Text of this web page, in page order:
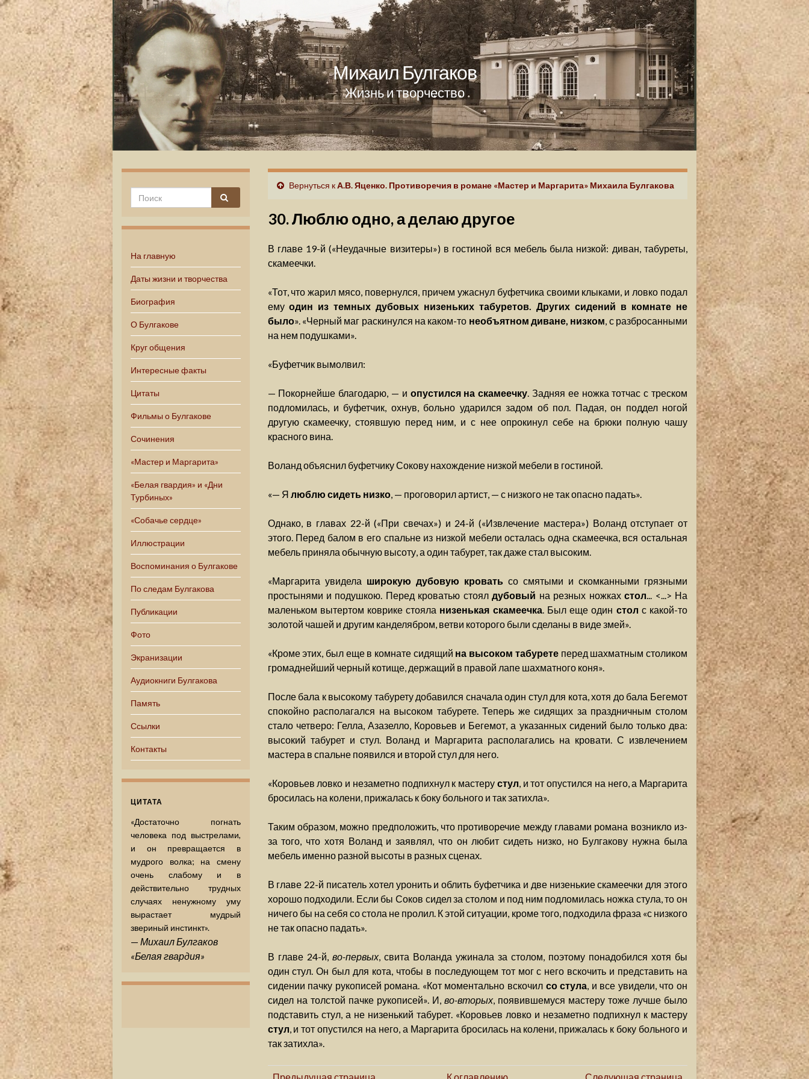
Михаил Булгаков
Жизнь и творчество
На главную
Даты жизни и творчества
Биография
О Булгакове
Круг общения
Интересные факты
Цитаты
Фильмы о Булгакове
Сочинения
«Мастер и Маргарита»
«Белая гвардия» и «Дни
Турбиных»
«Собачье сердце»
Иллюстрации
Воспоминания о Булгакове
По следам Булгакова
Публикации
Фото
Экранизации
Аудиокниги Булгакова
Память
Ссылки
Контакты
ЦИТАТА
«Достаточно погнать
человека под выстрелами,
и он превращается в
мудрого волка; на смену
очень слабому и в
действительно трудных
случаях ненужному уму
вырастает мудрый
звериный инстинкт».
— Михаил Булгаков
«Белая гвардия»
Вернуться кА.В. Яценко. Противоречия в романе «Мастер и Маргарита» Михаила Булгакова
30. Люблю одно, а делаю другое
В главе 19-й («Неудачные визитеры») в гостиной вся мебель была низкой: диван, табуреты,
скамеечки.
«Тот, что жарил мясо, повернулся, причем ужаснул буфетчика своими клыками, и ловко подал
емуодин из темных дубовых низеньких табуретов. Других сидений в комнате не
было». «Черный маг раскинулся на каком-то необъятном диване, низком, с разбросанными
на нем подушками».
«Буфетчик вымолвил:
— Покорнейше благодарю, — и опустился на скамеечку. Задняя ее ножка тотчас с треском
подломилась, и буфетчик, охнув, больно ударился задом об пол. Падая, он поддел ногой
другую скамеечку, стоявшую перед ним, и с нее опрокинул себе на брюки полную чашу
красного вина.
Воланд объяснил буфетчику Сокову нахождение низкой мебели в гостиной.
«— Я люблю сидеть низко, — проговорил артист, — с низкого не так опасно падать».
Однако, в главах 22-й («При свечах») и 24-й («Извлечение мастера») Воланд отступает от
этого. Перед балом в его спальне из низкой мебели осталась одна скамеечка, вся остальная
мебель приняла обычную высоту, а один табурет, так даже стал высоким.
«Маргарита увидела широкую дубовую кроватьсо смятыми и скомканными грязными
простынями и подушкою. Перед кроватью стоялдубовый на резных ножкахстол... <...> На
маленьком вытертом коврике стояла низенькая скамеечка. Был еще один стол с какой-то
золотой чашей и другим канделябром, ветви которого были сделаны в виде змей».
«Кроме этих, был еще в комнате сидящий на высоком табуретеперед шахматным столиком
громаднейший черный котище, держащий в правой лапе шахматного коня».
После бала к высокому табурету добавился сначала один стул для кота, хотя до бала Бегемот
спокойно располагался на высоком табурете. Теперь же сидящих за праздничным столом
стало четверо: Гелла, Азазелло, Коровьев и Бегемот, а указанных сидений было только два:
высокий табурет и стул. Воланд и Маргарита располагались на кровати. С извлечением
мастера в спальне появился и второй стул для него.
«Коровьев ловко и незаметно подпихнул к мастеру стул, и тот опустился на него, а Маргарита
бросилась на колени, прижалась к боку больного и так затихла».
Таким образом, можно предположить, что противоречие между главами романа возникло из-
за того, что хотя Воланд и заявлял, что он любит сидеть низко, но Булгакову нужна была
мебель именно разной высоты в разных сценах.
В главе 22-й писатель хотел уронить и облить буфетчика и две низенькие скамеечки для этого
хорошо подходили. Если бы Соков сидел за столом и под ним подломилась ножка стула, то он
ничего бы на себя со стола не пролил. К этой ситуации, кроме того, подходила фраза «с низкого
не так опасно падать».
В главе 24-й, во-первых, свита Воланда ужинала за столом, поэтому понадобился хотя бы
один стул. Он был для кота, чтобы в последующем тот мог с него вскочить и представить на
сидении пачку рукописей романа. «Кот моментально вскочил со стула, и все увидели, что он
сидел на толстой пачке рукописей». И, во-вторых, появившемуся мастеру тоже лучше было
подставить стул, а не низенький табурет. «Коровьев ловко и незаметно подпихнул к мастеру
стул, и тот опустился на него, а Маргарита бросилась на колени, прижалась к боку больного и
так затихла».